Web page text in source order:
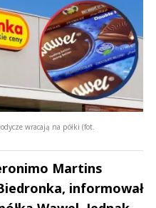
wracają na półki (fot.
Martins
informował